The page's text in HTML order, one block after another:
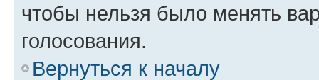
чтобы нельзя было менять
голосования.
Вернуться к началу